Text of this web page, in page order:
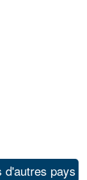
d'autres pays